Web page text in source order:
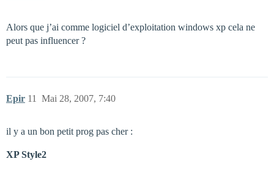
Alors que j’ai comme logiciel d’exploitation windows xp cela ne
peut pas influencer ?
Epir Mai 28, 2007, 7:40
11
il y a un bon petit prog pas cher :
XP Style2